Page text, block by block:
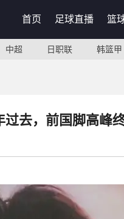
首页 足球直播 篮
中超 日职联 韩篮甲
去，前国脚高峰